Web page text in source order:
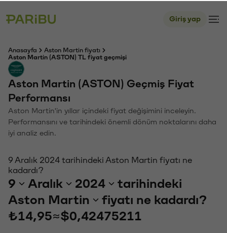
Giriş yap
Anasayfa
Aston Martin fiyatı
Aston Martin (ASTON) TL fiyat geçmişi
Aston Martin (ASTON) Geçmiş Fiyat
Performansı
Aston Martin'in yıllar içindeki fiyat değişimini inceleyin.
Performansını ve tarihindeki önemli dönüm noktalarını daha
iyi analiz edin.
9 Aralık 2024 tarihindeki Aston Martin fiyatı ne
kadardı?
9 Aralık 2024
tarihindeki
Aston Martin
fiyatı ne kadardı?
₺14,95≈$0,42475211